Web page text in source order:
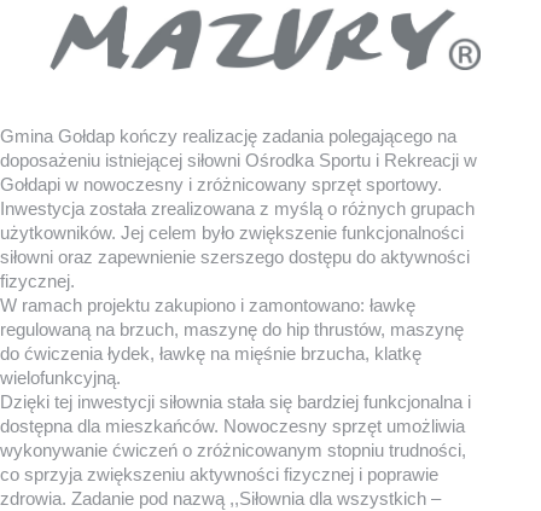
Gmina Gołdap kończy realizację zadania polegającego na
doposażeniu istniejącej siłowni Ośrodka Sportu i Rekreacji w
Gołdapi w nowoczesny i zróżnicowany sprzęt sportowy.
Inwestycja została zrealizowana z myślą o różnych grupach
użytkowników. Jej celem było zwiększenie funkcjonalności
siłowni oraz zapewnienie szerszego dostępu do aktywności
fizycznej.
W ramach projektu zakupiono i zamontowano: ławkę
regulowaną na brzuch, maszynę do hip thrustów, maszynę
do ćwiczenia łydek, ławkę na mięśnie brzucha, klatkę
wielofunkcyjną.
Dzięki tej inwestycji siłownia stała się bardziej funkcjonalna i
dostępna dla mieszkańców. Nowoczesny sprzęt umożliwia
wykonywanie ćwiczeń o zróżnicowanym stopniu trudności,
co sprzyja zwiększeniu aktywności fizycznej i poprawie
zdrowia. Zadanie pod nazwą ,,Siłownia dla wszystkich –